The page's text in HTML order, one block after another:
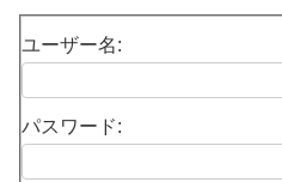
ユーザー名:
パスワード: